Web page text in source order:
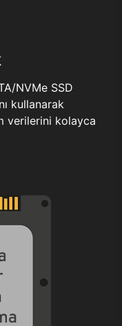
NVMe SSD
kullanarak
verilerini kolayca